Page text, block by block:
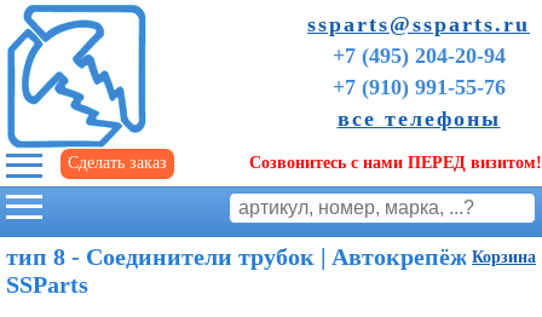
ssparts@ssparts.ru
+7 (495) 204-20-94
+7 (910) 991-55-76
все телефоны
Сделать заказ Созвонитесь с нами ПЕРЕД визитом!
Корзина
тип 8 - Соединители трубок | Автокрепёж
SSParts